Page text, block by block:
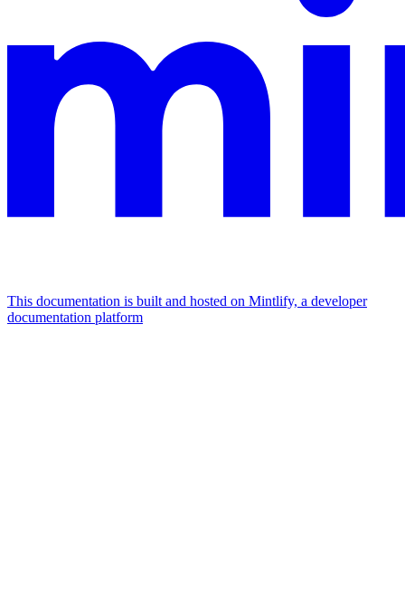
This documentation is built and hosted on Mintlify, a developer
documentation platform